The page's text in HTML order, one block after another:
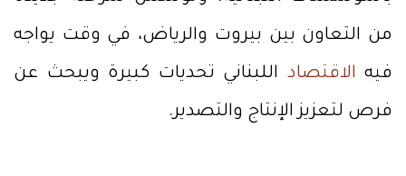
من التعاون بين بيروت والرياض، في وقت يواجه
فيه الاقتصاد اللبناني تحديات كبيرة ويبحث عن
فرص لتعزيز الإنتاج والتصدير.